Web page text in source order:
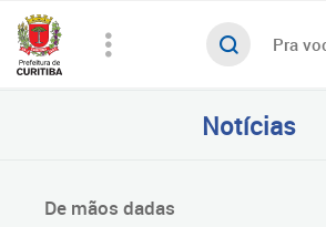
Pra
Notícias
De mãos dadas